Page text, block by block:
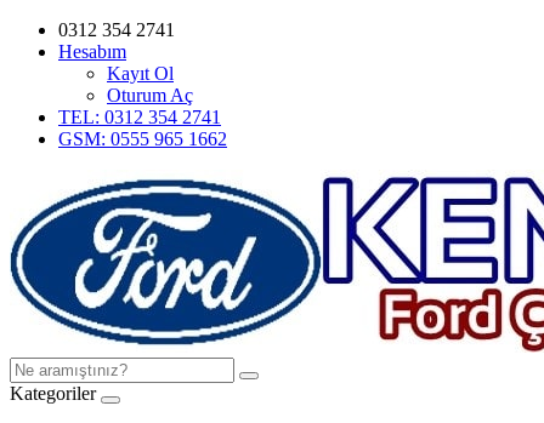
0312 354 2741
Hesabım
Kayıt Ol
Oturum Aç
TEL: 0312 354 2741
GSM: 0555 965 1662
Kategoriler